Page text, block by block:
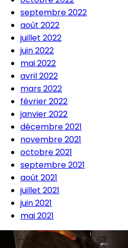
septembre 2022
août 2022
juillet 2022
juin 2022
mai 2022
avril 2022
mars 2022
février 2022
janvier 2022
décembre 2021
novembre 2021
octobre 2021
septembre 2021
août 2021
juillet 2021
juin 2021
mai 2021